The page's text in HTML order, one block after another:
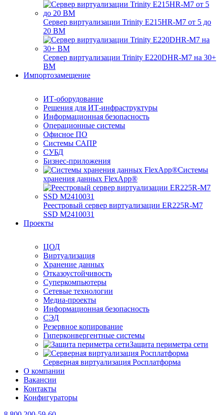
Сервер виртуализации Trinity E215HR-M7 от 5 до
20 ВМ
Сервер виртуализации Trinity E220DHR-M7 на 30+
ВМ
Импортозамещение
ИТ-оборудование
Решения для ИТ-инфраструктуры
Информационная безопасность
Операционные системы
Офисное ПО
Системы САПР
СУБД
Бизнес-приложения
Системы
хранения данных FlexApp®
Реестровый сервер виртуализации ER225R-M7
SSD М2410031
Проекты
ЦОД
Виртуализация
Хранение данных
Отказоустойчивость
Суперкомпьютеры
Сетевые технологии
Медиа-проекты
Информационная безопасность
СЭД
Резервное копирование
Гиперконвергентные системы
Защита периметра сети
Серверная виртуализация Росплатформа
О компании
Вакансии
Контакты
Конфигураторы